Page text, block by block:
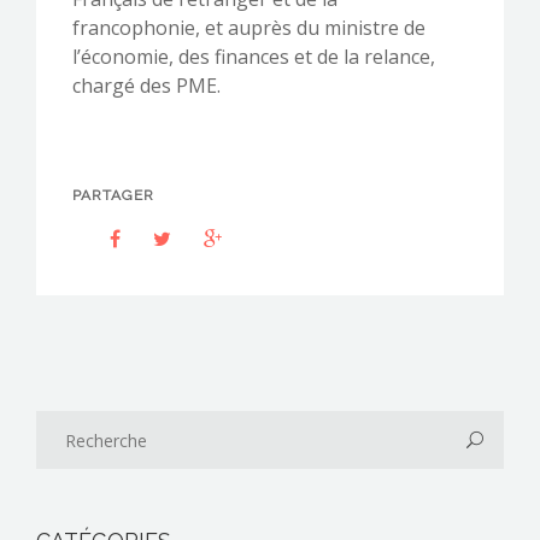
francophonie, et auprès du ministre de
l’économie, des finances et de la relance,
chargé des PME.
PARTAGER